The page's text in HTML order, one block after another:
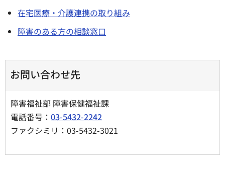
在宅医療・介護連携の取り組み
障害のある方の相談窓口
お問い合わせ先
障害福祉部 障害保健福祉課
電話番号： 03-5432-2242
ファクシミリ：03-5432-3021